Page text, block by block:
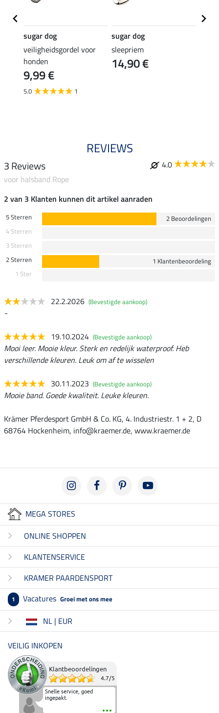
sugar dog
veiligheidsgordel voor
honden
9,99 €
5.0 1
sugar dog
sleepriem
14,90 €
REVIEWS
3 Reviews
4.0
voor halsband Rope
2 van 3 Klanten kunnen dit artikel aanraden
5 Sterren
2 Beoordelingen
4 Sterren
3 Sterren
2 Sterren
1 Klantenbeoordeling
1 Ster
22.2.2026 (Bevestigde aankoop)
-
19.10.2024 (Bevestigde aankoop)
Mooi leer. Mooie kleur. Sterk en redelijk waterproof. Heb
verschillende kleuren. Leuk om af te wisselen
30.11.2023 (Bevestigde aankoop)
Mooie band. Goede kwaliteit. Leuke kleuren.
Krämer Pferdesport GmbH & Co. KG, 4. Industriestr. 1 + 2, D
68764 Hockenheim, info@kraemer.de, www.kraemer.de
MEGA STORES
ONLINE SHOPPEN
KLANTENSERVICE
KRAMER PAARDENSPORT
1 Vacatures Groei met ons mee
NL | EUR
VEILIG INKOPEN
Klantbeoordelingen
4.7/5
Snelle service, goed
ingepakt.